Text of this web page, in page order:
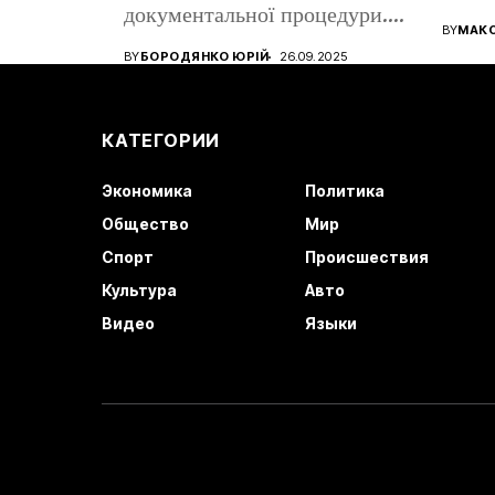
документальної процедури.
Від того, наскільки...
BYБОРОДЯНКО ЮРІЙ 26.09.2025
все
BY
КАТЕГОРИИ
Экономика
Политика
Общество
Мир
Спорт
Происшествия
Культура
Авто
Видео
Языки